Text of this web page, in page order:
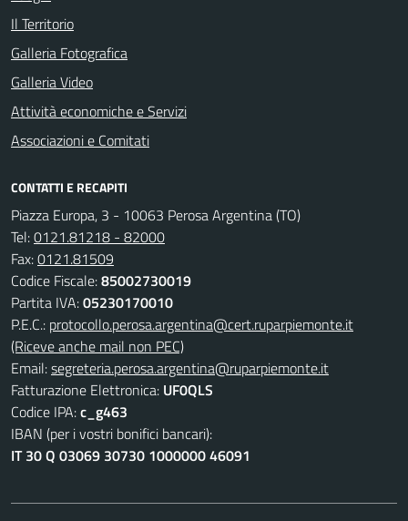
Il Territorio
Galleria Fotografica
Galleria Video
Attività economiche e Servizi
Associazioni e Comitati
CONTATTI E RECAPITI
Piazza Europa, 3 - 10063 Perosa Argentina (TO)
Tel:0121.81218 - 82000
Fax:0121.81509
Codice Fiscale:85002730019
Partita IVA:05230170010
P.E.C.: protocollo.perosa.argentina@cert.ruparpiemonte.it
(Riceve anche mail non PEC)
Email:segreteria.perosa.argentina@ruparpiemonte.it
Fatturazione Elettronica: UF0QLS
Codice IPA:c_g463
IBAN (per i vostri bonifici bancari):
IT 30 Q 03069 30730 1000000 46091